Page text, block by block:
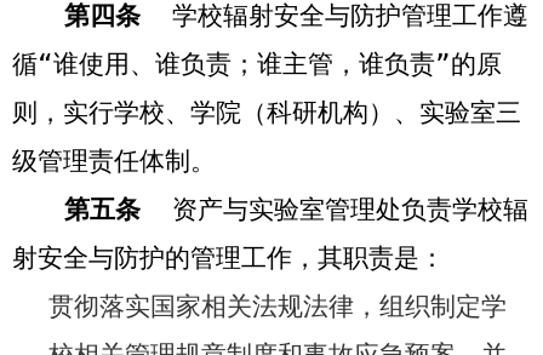
第四条 学校辐射安全与防护管理工作遵
循“谁使用、谁负责；谁主管，谁负责”的原
则，实行学校、 学院（科研机构）、 实验室三
级管理责任体制。
第五条 资产与实验室管理处负责学校辐
射安全与防护的管理工作，其职责是：
贯彻落实国家相关法规法律，组织制定学